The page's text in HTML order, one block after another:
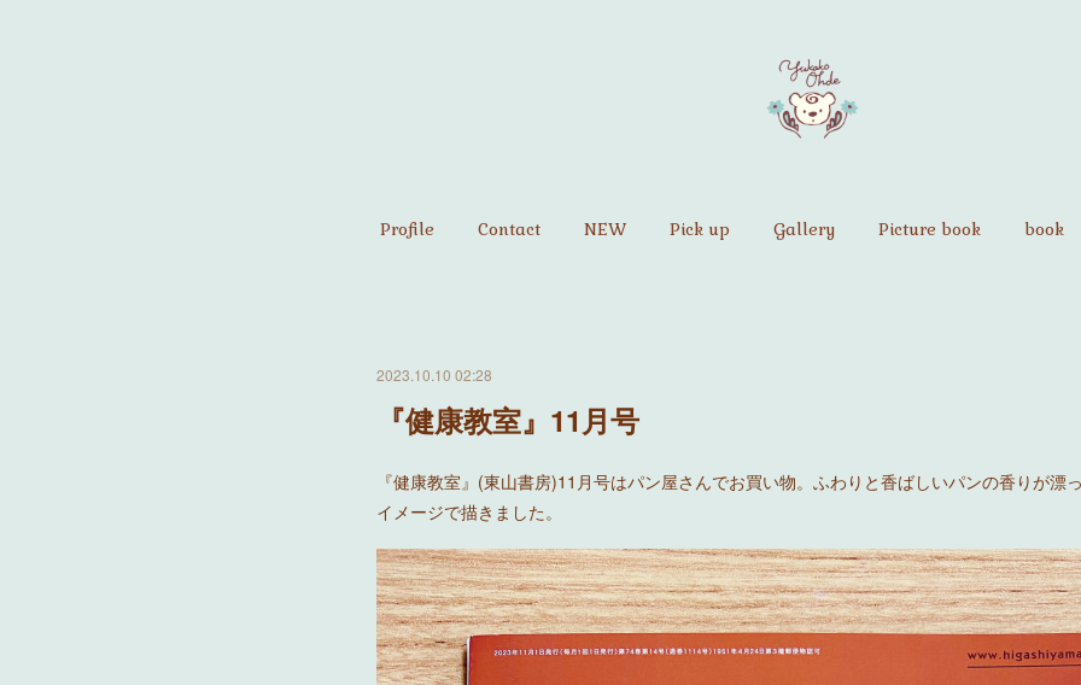
Profile Contact NEW Pick up Gallery Picture book book
2023.10.10 02:28
『健康教室』11月号
『健康教室』(東山書房)11月号はパン屋さんでお買い物。ふわりと香ばしいパンの香りが漂
イメージで描きました。